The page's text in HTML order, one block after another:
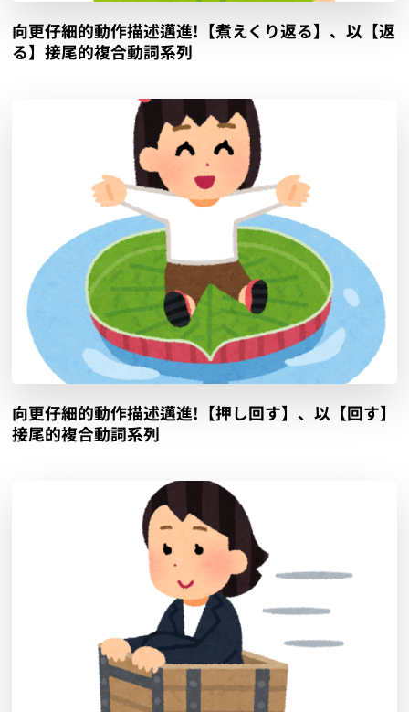
向更仔細的動作描述邁進!【煮えくり返る】、以【返
る】接尾的複合動詞系列
向更仔細的動作描述邁進!【押し回す】、以【回す】
接尾的複合動詞系列